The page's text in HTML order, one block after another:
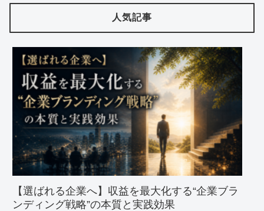
人気記事
【選ばれる企業へ】収益を最大化する“企業ブラ
ンディング戦略”の本質と実践効果